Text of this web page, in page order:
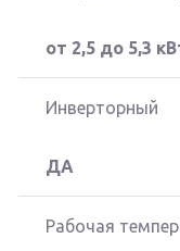
от 2,5 до 5,3
Инверторный
ДА
Рабочая